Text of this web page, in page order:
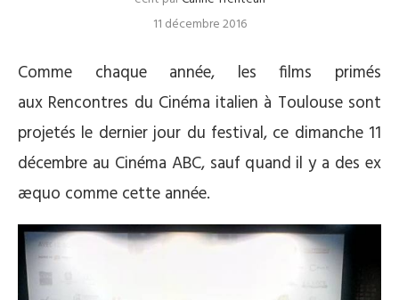
11 décembre 2016
Comme chaque année, les films primés
aux Rencontres du Cinéma italien à Toulouse sont
projetés le dernier jour du festival, ce dimanche 11
décembre au Cinéma ABC, sauf quand il y a des ex
æquo comme cette année.